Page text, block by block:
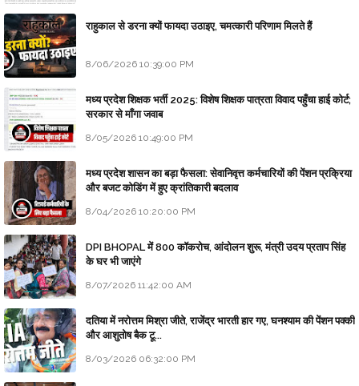
राहुकाल से डरना क्यों फायदा उठाइए, चमत्कारी परिणाम मिलते हैं
8/06/2026 10:39:00 PM
मध्य प्रदेश शिक्षक भर्ती 2025: विशेष शिक्षक पात्रता विवाद पहुँचा हाई कोर्ट;
सरकार से माँगा जवाब
8/05/2026 10:49:00 PM
मध्य प्रदेश शासन का बड़ा फैसला: सेवानिवृत्त कर्मचारियों की पेंशन प्रक्रिया
और बजट कोडिंग में हुए क्रांतिकारी बदलाव
8/04/2026 10:20:00 PM
DPI BHOPAL में 800 कॉकरोच, आंदोलन शुरू, मंत्री उदय प्रताप सिंह
के घर भी जाएंगे
8/07/2026 11:42:00 AM
दतिया में नरोत्तम मिश्रा जीते, राजेंद्र भारती हार गए, घनश्याम की पेंशन पक्की
और आशुतोष बैक टू...
8/03/2026 06:32:00 PM